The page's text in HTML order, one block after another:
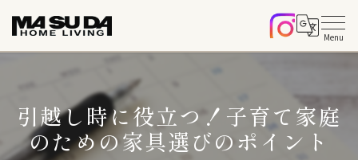
引越し時に役立つ！子育て家庭
のための家具選びのポイント